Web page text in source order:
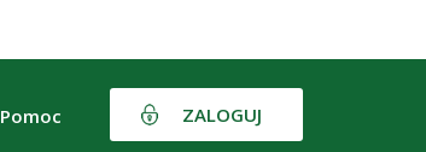
Pomoc ZALOGUJ